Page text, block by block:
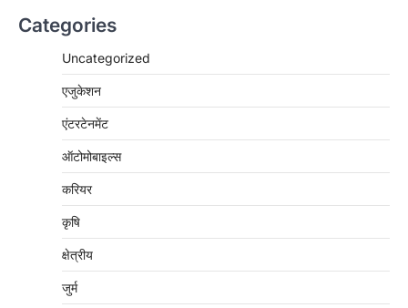
Categories
Uncategorized
एजुकेशन
एंटरटेनमेंट
ऑटोमोबाइल्स
करियर
कृषि
क्षेत्रीय
जुर्म